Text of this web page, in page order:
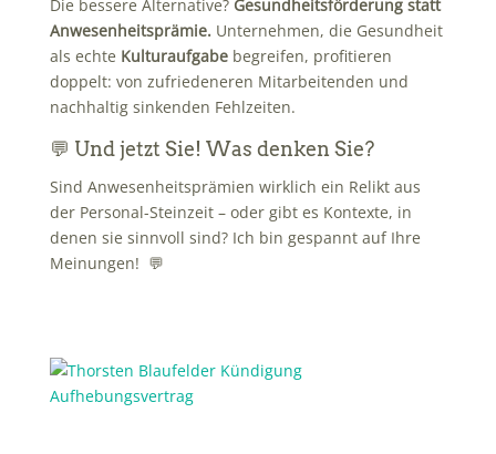
Die bessere Alternative? Gesundheitsförderung statt
Anwesenheitsprämie.Unternehmen, die Gesundheit
als echte Kulturaufgabebegreifen, profitieren
doppelt: von zufriedeneren Mitarbeitenden und
nachhaltig sinkenden Fehlzeiten.
💬 Und jetzt Sie! Was denken Sie?
Sind Anwesenheitsprämien wirklich ein Relikt aus
der Personal-Steinzeit – oder gibt es Kontexte, in
denen sie sinnvoll sind? Ich bin gespannt auf Ihre
Meinungen! 💬